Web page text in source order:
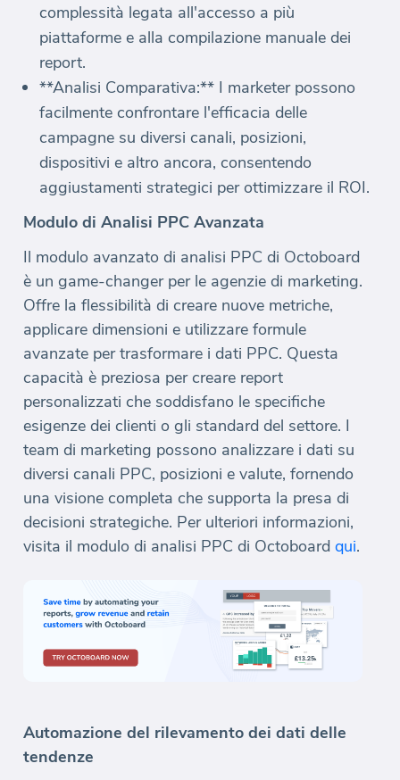
complessità legata all'accesso a più
piattaforme e alla compilazione manuale dei
report.
**Analisi Comparativa:** I marketer possono
facilmente confrontare l'efficacia delle
campagne su diversi canali, posizioni,
dispositivi e altro ancora, consentendo
aggiustamenti strategici per ottimizzare il ROI.
Modulo di Analisi PPC Avanzata
Il modulo avanzato di analisi PPC di Octoboard
è un game-changer per le agenzie di marketing.
Offre la flessibilità di creare nuove metriche,
applicare dimensioni e utilizzare formule
avanzate per trasformare i dati PPC. Questa
capacità è preziosa per creare report
personalizzati che soddisfano le specifiche
esigenze dei clienti o gli standard del settore. I
team di marketing possono analizzare i dati su
diversi canali PPC, posizioni e valute, fornendo
una visione completa che supporta la presa di
decisioni strategiche. Per ulteriori informazioni,
visita il modulo di analisi PPC di Octoboard qui.
Automazione del rilevamento dei dati delle
tendenze